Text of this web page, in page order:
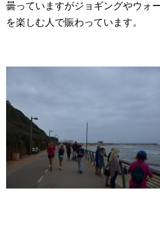
曇っていますがジョギングやウォ
を楽しむ人で賑わっています。